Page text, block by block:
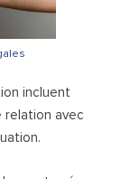
incluent
relation avec